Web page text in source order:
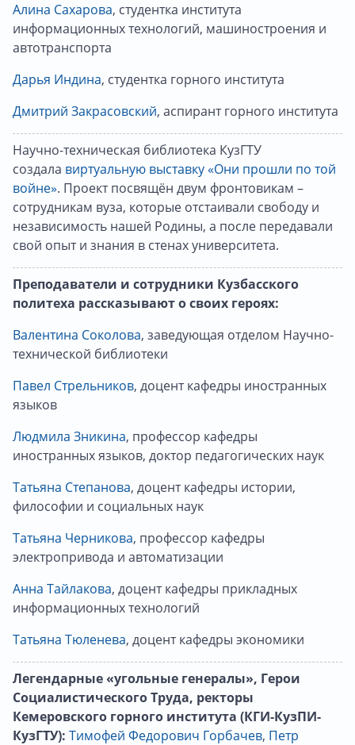
Алина Сахарова, студентка института
информационных технологий, машиностроения и
автотранспорта
Дарья Индина, студентка горного института
Дмитрий Закрасовский, аспирант горного института
Научно-техническая библиотека КузГТУ
создала виртуальную выставку «Они прошли по той
войне». Проект посвящён двум фронтовикам –
сотрудникам вуза, которые отстаивали свободу и
независимость нашей Родины, а после передавали
свой опыт и знания в стенах университета.
Преподаватели и сотрудники Кузбасского
политеха рассказывают о своих героях:
Валентина Соколова, заведующая отделом Научно-
технической библиотеки
Павел Стрельников, доцент кафедры иностранных
языков
Людмила Зникина, профессор кафедры
иностранных языков, доктор педагогических наук
Татьяна Степанова, доцент кафедры истории,
философии и социальных наук
Татьяна Черникова, профессор кафедры
электропривода и автоматизации
Анна Тайлакова, доцент кафедры прикладных
информационных технологий
Татьяна Тюленева, доцент кафедры экономики
Легендарные «угольные генералы», Герои
Социалистического Труда, ректоры
Кемеровского горного института (КГИ-КузПИ-
КузГТУ): Тимофей Федорович Горбачев, Петр